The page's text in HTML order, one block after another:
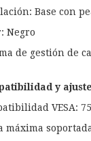
Base con
Negro
de gestión de
y
VESA:
máxima